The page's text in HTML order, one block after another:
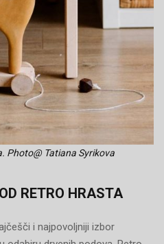
Photo@ Tatiana Syrikova
RETRO HRASTA
i najpovoljniji izbor